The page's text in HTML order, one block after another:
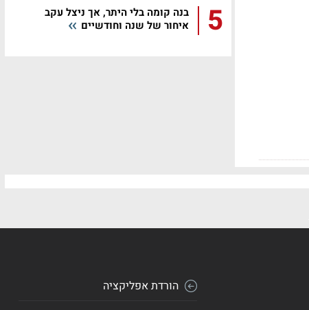
5
בנה קומה בלי היתר, אך ניצל עקב
איחור של שנה וחודשיים
הורדת אפליקציה